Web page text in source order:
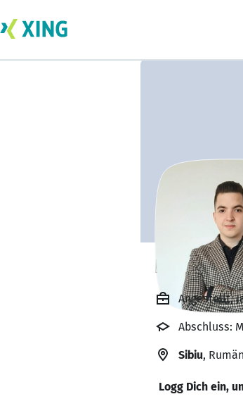
Emanuel
Angestellt,
Abschluss:
Sibiu,
Logg Dich ein,